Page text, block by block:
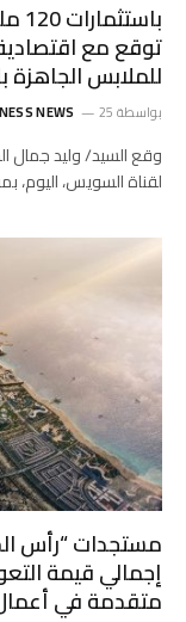
توقع مع
للملابس الجاهزة
بواسطة NEWS 25 فبراير، 2025
وقع السيد/ وليد جمال
لقناة السويس، اليوم،
إجمالي قيمة
متقدمة في